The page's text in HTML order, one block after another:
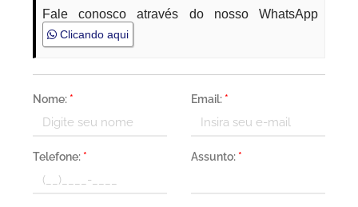
Fale conosco através do nosso WhatsApp
Clicando aqui
Nome: * Email: *
Telefone: * Assunto: *